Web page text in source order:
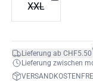
XXL
Lieferung ab CHF5.50
Lieferung zwischen